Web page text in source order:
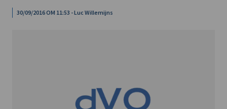
30/09/2016 OM 11:53 - Luc Willemijns